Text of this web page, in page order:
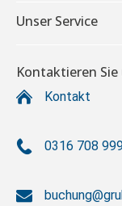
Unser Service
Kontaktieren Sie
Kontakt
0316 708